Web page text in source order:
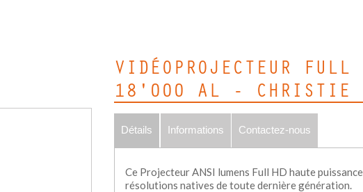
VIDÉOPROJECTEUR FULL
18'000 AL - CHRISTIE
Détails Informations Contactez-nous
Ce Projecteur ANSI lumens Full HD haute
résolutions natives de toute dernière génération.